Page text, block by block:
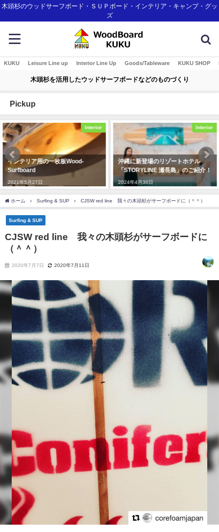
木頭杉のウッドサーフボード・ＳＵＰボード・インテリア・キャンプ・グッ
ズ
KUKU Leisure Line up Interior Line Up Goods/Tableware KUKU SHOP
木頭杉を活用したウッドサーフボードなどのものづくり
Pickup
Interior
沖縄に新登場のリゾートホテル
「STORYLINE 瀬長島」のご紹介！
2024年4月30日
Interior
KUKU alaiawelcome board
2019年11月7日
ホーム Surfing & SUP CJSW red line 我々の木頭杉がサーフボードに（＾＾）
Surfing & SUP
CJSW red line 我々の木頭杉がサーフボードに
（＾＾）
2020年7月7日 2020年7月11日